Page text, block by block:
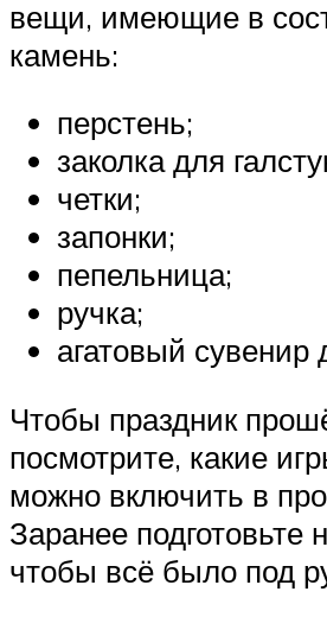
вещи, имеющие в
камень:
перстень;
заколка для
четки;
запонки;
пепельница;
ручка;
агатовый
Чтобы праздник
посмотрите, какие
можно включить в
Заранее подготовьте
чтобы всё было под